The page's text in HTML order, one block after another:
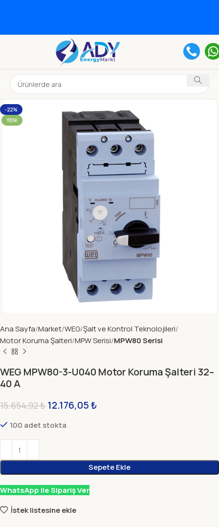
-22%
YENI
Ana Sayfa Market WEG Şalt ve Kontrol Teknolojileri
Motor Koruma Şalteri MPW Serisi MPW80 Serisi
WEG MPW80-3-U040 Motor Koruma Şalteri 32–
40 A
15.654,92₺ 12.176,05₺
100 adet stokta
Sepete Ekle
WhatsApp ile Sipariş Ver
İstek listesine ekle